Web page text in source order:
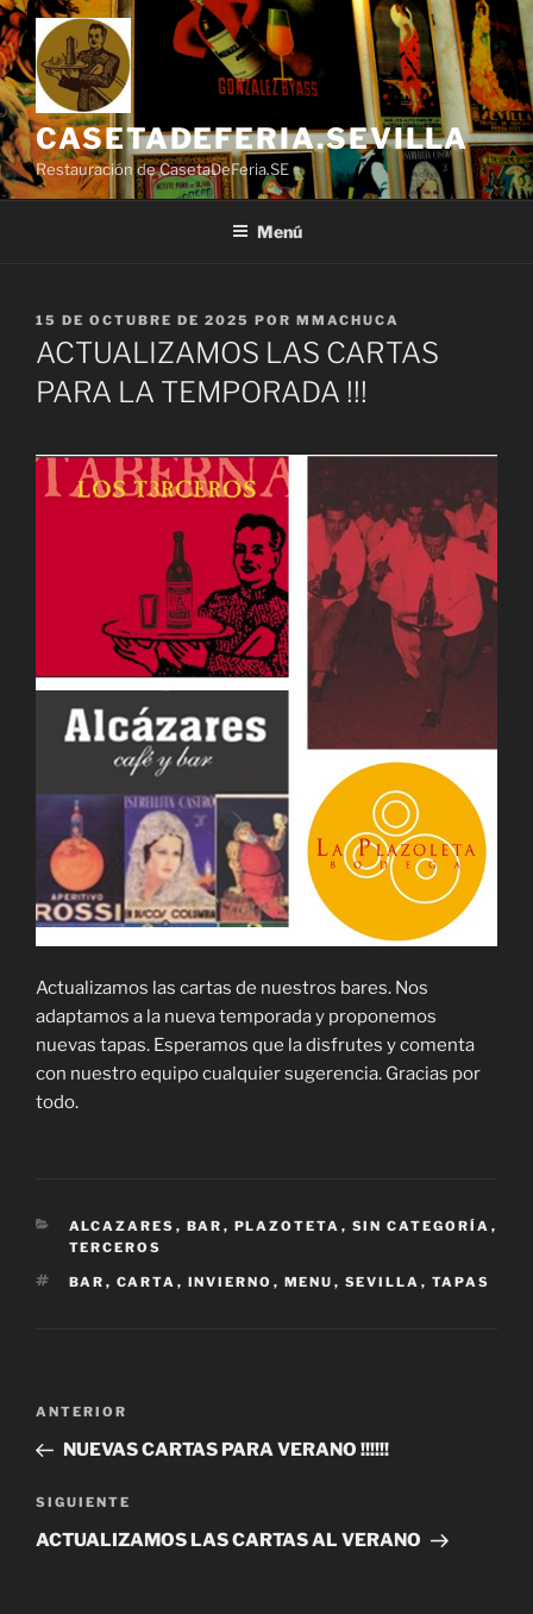
Saltar
al
contenido
CASETADEFERIA.SEVILLA
Restauración de CasetaDeFeria.SE
Menú
PUBLICADO
EL
15 DE OCTUBRE DE 2025 POR MMACHUCA
ACTUALIZAMOS LAS CARTAS
PARA LA TEMPORADA !!!
Actualizamos las cartas de nuestros bares. Nos
adaptamos a la nueva temporada y proponemos
nuevas tapas. Esperamos que la disfrutes y comenta
con nuestro equipo cualquier sugerencia. Gracias por
todo.
CATEGORÍAS
ALCAZARES , BAR , PLAZOTETA , SIN CATEGORÍA ,
TERCEROS
ETIQUETAS
BAR , CARTA , INVIERNO , MENU , SEVILLA , TAPAS
Navegación
entradas
Entrada
anterior:
ANTERIOR
NUEVAS CARTAS PARA VERANO !!!!!!
Siguiente
entrada
SIGUIENTE
ACTUALIZAMOS LAS CARTAS AL VERANO